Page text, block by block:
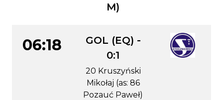
M)
06:18
GOL (EQ) -
0:1
20 Kruszyński
Mikołaj (as: 86
Pozauć Paweł)